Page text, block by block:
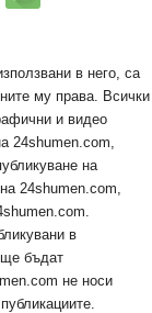
в него, са
му права. Всички
и видео
24shumen.com,
на
24shumen.com,
в
ще бъдат
не носи